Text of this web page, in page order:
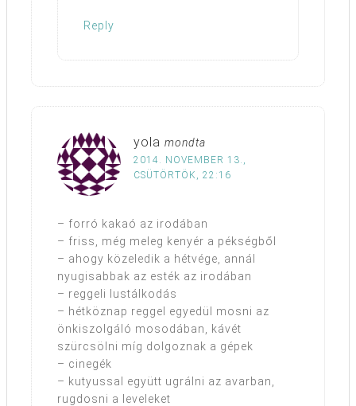
Reply
yola mondta
2014. NOVEMBER 13.,
CSÜTÖRTÖK, 22:16
– forró kakaó az irodában
– friss, még meleg kenyér a pékségből
– ahogy közeledik a hétvége, annál
nyugisabbak az esték az irodában
– reggeli lustálkodás
– hétköznap reggel egyedül mosni az
önkiszolgáló mosodában, kávét
szürcsölni míg dolgoznak a gépek
– cinegék
– kutyussal együtt ugrálni az avarban,
rugdosni a leveleket